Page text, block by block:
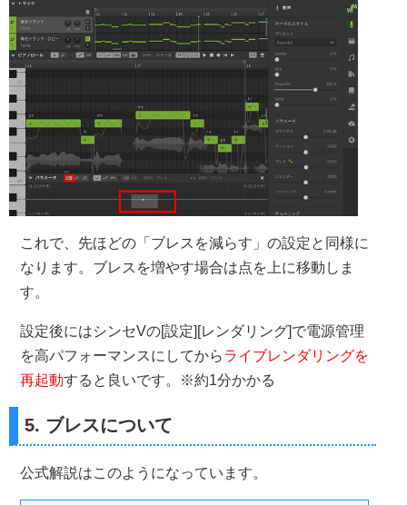
これで、先ほどの「ブレスを減らす」の設定と同様に
なります。ブレスを増やす場合は点を上に移動しま
す。
設定後にはシンセVの[設定][レンダリング]で電源管理
を高パフォーマンスにしてからライブレンダリングを
再起動すると良いです。※約1分かかる
5. ブレスについて
公式解説はこのようになっています。